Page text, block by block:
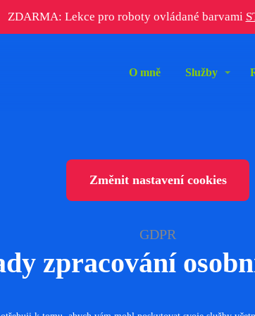
ZDARMA: Lekce pro roboty ovládané barvami
O mně Služby
Změnit nastavení cookies
GDPR
zpracování